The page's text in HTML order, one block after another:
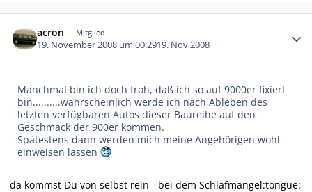
acron Mitglied
19. November 2008 um 00:2919. Nov 2008
Manchmal bin ich doch froh, daß ich so auf 9000er fixiert
bin..........wahrscheinlich werde ich nach Ableben des
letzten verfügbaren Autos dieser Baureihe auf den
Geschmack der 900er kommen.
Spätestens dann werden mich meine Angehörigen wohl
einweisen lassen
da kommst Du von selbst rein - bei dem Schlafmangel:tongue: